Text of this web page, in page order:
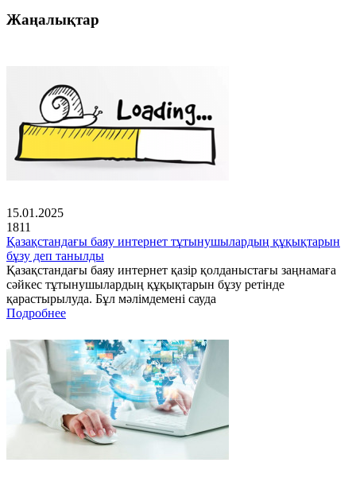
Жаңалықтар
15.01.2025
1811
Қазақстандағы баяу интернет тұтынушылардың құқықтарын
бұзу деп танылды
Қазақстандағы баяу интернет қазір қолданыстағы заңнамаға
сәйкес тұтынушылардың құқықтарын бұзу ретінде
қарастырылуда. Бұл мәлімдемені сауда
Подробнее